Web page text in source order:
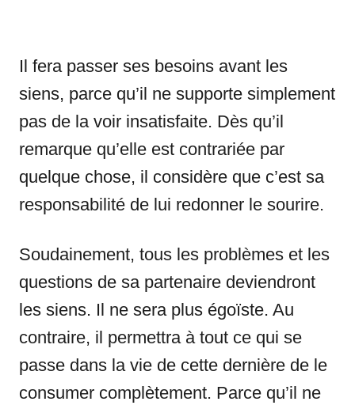
Il fera passer ses besoins avant les
siens, parce qu’il ne supporte simplement
pas de la voir insatisfaite. Dès qu’il
remarque qu’elle est contrariée par
quelque chose, il considère que c’est sa
responsabilité de lui redonner le sourire.
Soudainement, tous les problèmes et les
questions de sa partenaire deviendront
les siens. Il ne sera plus égoïste. Au
contraire, il permettra à tout ce qui se
passe dans la vie de cette dernière de le
consumer complètement. Parce qu’il ne